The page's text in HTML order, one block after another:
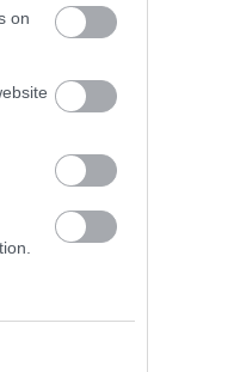
on
Rockzenei